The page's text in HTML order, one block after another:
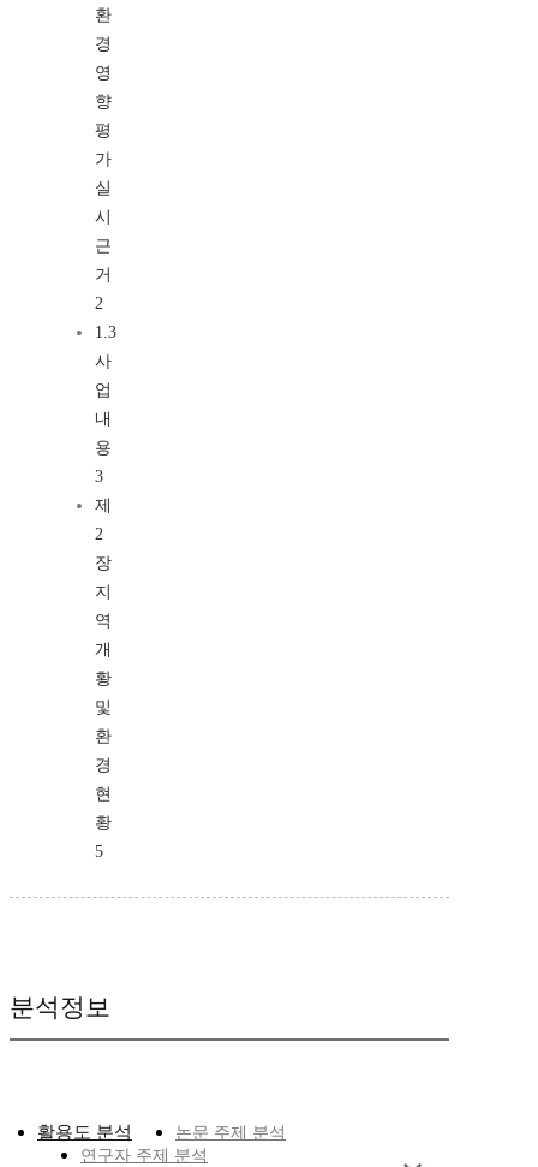
환
경
영
향
평
가
실
시
근
거
2
1.3
사
업
내
용
3
제
2
장
지
역
개
황
및
환
경
현
황
5
분석정보
활용도 분석
논문 주제 분석
연구자 주제 분석